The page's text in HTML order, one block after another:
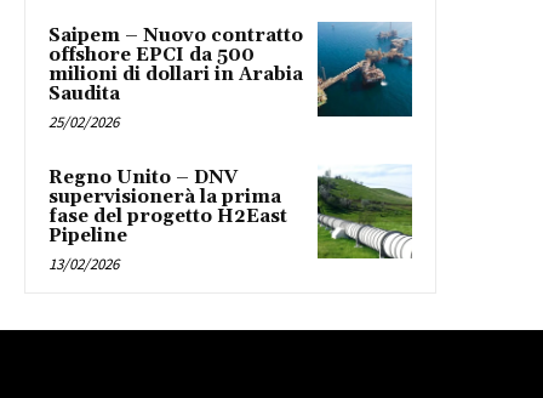
Saipem – Nuovo contratto
offshore EPCI da 500
milioni di dollari in Arabia
Saudita
25/02/2026
Regno Unito – DNV
supervisionerà la prima
fase del progetto H2East
Pipeline
13/02/2026